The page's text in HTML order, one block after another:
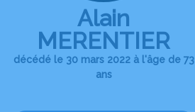
Alain
MERENTIER
décédé le 30 mars 2022 à l'âge de 73
ans